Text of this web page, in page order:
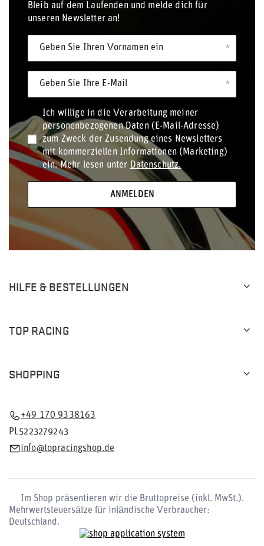
Bleib auf dem Laufenden und melde dich für
unseren Newsletter an!
Geben Sie Ihren Vornamen ein
Geben Sie Ihre E-Mail
Ich willige in die Verarbeitung meiner
personenbezogenen Daten (E-Mail-Adresse)
zum Zweck der Zusendung eines Newsletters
mit kommerziellen Informationen (Marketing)
ein. Mehr lesen unter Datenschutz.
ANMELDEN
HILFE & BESTELLUNGEN
TOP RACING
SHOPPING
+49 170 9338163
PL5223279243
info@topracingshop.de
Im Shop präsentieren wir die Bruttopreise (inkl. MwSt.).
Mehrwertsteuersätze für inländische Verbraucher:
Deutschland.